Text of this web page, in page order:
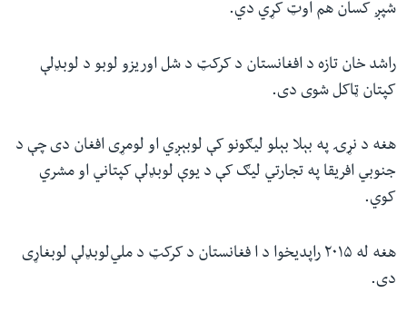
شپږ کسان هم اوټ کړي دي.
راشد خان تازه د افغانستان د کرکټ د شل اوریزو لوبو د لوبډلې
کپتان ټاکل شوی دی.
هغه د نړۍ په بېلا بېلو لیګونو کې لوبېږي او لومړی افغان دی چې د
جنوبي افریقا په تجارتي لیګ کې د یوې لوبډلې کپتاني او مشري
کوي.
هغه له ۲۰۱۵ راپدیخوا د ا فغانستان د کرکټ د ملي‌لوبډلې لوبغاړی
دی.